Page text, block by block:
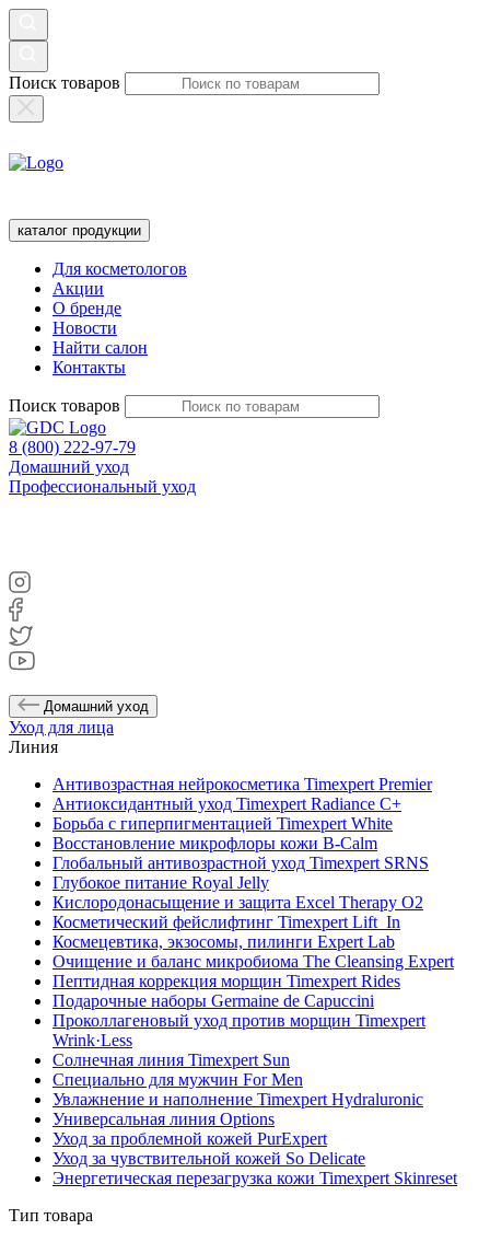
Поиск товаров
каталог продукции
Для косметологов
Акции
О бренде
Новости
Найти салон
Контакты
Поиск товаров
8 (800) 222-97-79
Домашний уход
Профессиональный уход
Домашний уход
Уход для лица
Линия
Антивозрастная нейрокосметика Timexpert Premier
Антиоксидантный уход Timexpert Radiance C+
Борьба с гиперпигментацией Timexpert White
Восстановление микрофлоры кожи B-Calm
Глобальный антивозрастной уход Timexpert SRNS
Глубокое питание Royal Jelly
Кислородонасыщение и защита Excel Therapy O2
Косметический фейслифтинг Timexpert Lift_In
Космецевтика, экзосомы, пилинги Expert Lab
Очищение и баланс микробиома The Cleansing Expert
Пептидная коррекция морщин Timexpert Rides
Подарочные наборы Germaine de Capuccini
Проколлагеновый уход против морщин Timexpert
Wrink·Less
Солнечная линия Timexpert Sun
Специально для мужчин For Men
Увлажнение и наполнение Timexpert Hydraluronic
Универсальная линия Options
Уход за проблемной кожей PurExpert
Уход за чувствительной кожей So Delicate
Энергетическая перезагрузка кожи Timexpert Skinreset
Тип товара